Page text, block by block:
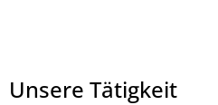
Unsere Tätigkeit